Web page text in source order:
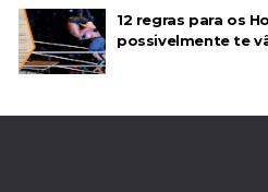
12 regras para os
possivelmente te